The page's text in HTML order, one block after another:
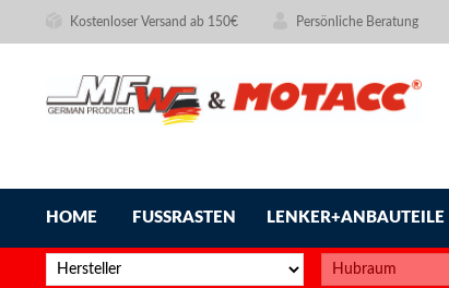
Kostenloser Versand ab 150€ Persönliche Beratung
HOME FUSSRASTEN LENKER+ANBAUTEILE